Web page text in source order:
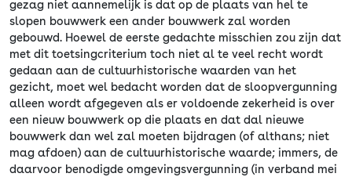
gezag niet aannemelijk is dat op de plaats van hel te
slopen bouwwerk een ander bouwwerk zal worden
gebouwd. Hoewel de eerste gedachte misschien zou zijn dat
met dit toetsingcriterium toch niet al te veel recht wordt
gedaan aan de cultuurhistorische waarden van het
gezicht, moet wel bedacht worden dat de sloopvergunning
alleen wordt afgegeven als er voldoende zekerheid is over
een nieuw bouwwerk op die plaats en dat dal nieuwe
bouwwerk dan wel zal moeten bijdragen (of althans; niet
mag afdoen) aan de cultuurhistorische waarde; immers, de
daarvoor benodigde omgevingsvergunning (in verband mei